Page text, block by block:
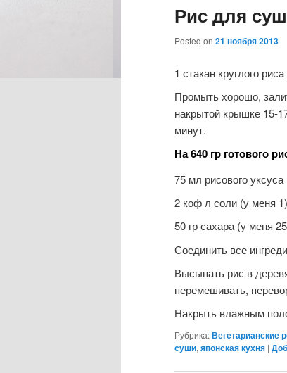
Рис для
Posted on 21 ноября 2013
1 стакан круглого
Промыть хорошо,
накрытой крышке 15-
минут.
На 640 гр готового
75 мл рисового
2 коф л соли (у меня 1)
50 гр сахара (у меня
Соединить все
Высыпать рис в
перемешивать,
Накрыть влажным
Рубрика:Вегетарианские
суши, японская кухня |